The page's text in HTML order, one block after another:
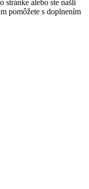
stránke alebo ste našli
pomôžete s doplnením